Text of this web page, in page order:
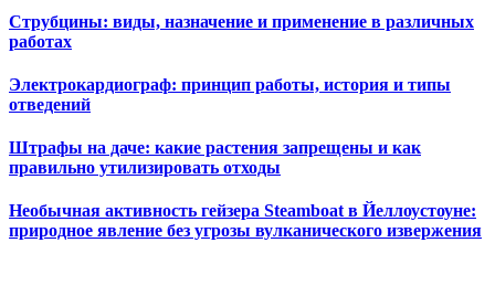
Струбцины: виды, назначение и применение в различных
работах
Электрокардиограф: принцип работы, история и типы
отведений
Штрафы на даче: какие растения запрещены и как
правильно утилизировать отходы
Необычная активность гейзера Steamboat в Йеллоустоуне:
природное явление без угрозы вулканического извержения